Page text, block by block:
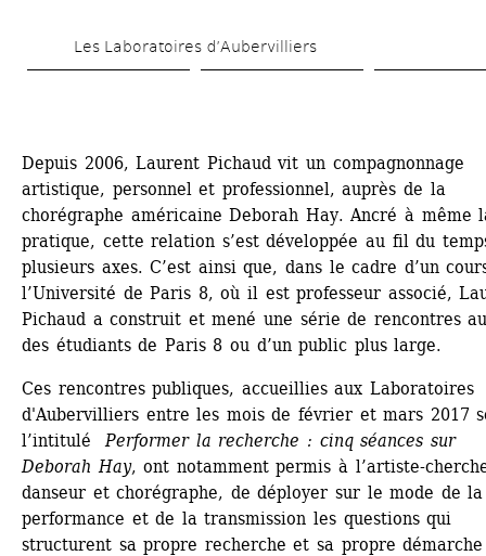
to
Les Laboratoires d’Aubervilliers
Depuis 2006, Laurent Pichaud vit un compagnonnage
artistique, personnel et professionnel, auprès de la
chorégraphe américaine Deborah Hay. Ancré à même
pratique, cette relation s’est développée au fil du
plusieurs axes. C’est ainsi que, dans le cadre d’un
l’Université de Paris 8, où il est professeur associé,
Pichaud a construit et mené une série de rencontres
des étudiants de Paris 8 ou d’un public plus large.
Ces rencontres publiques, accueillies aux Laboratoires
d'Aubervilliers entre les mois de février et mars 2017
l’intitulé Performer la recherche : cinq séances sur
Deborah Hay, ont notamment permis à l’artiste-
danseur et chorégraphe, de déployer sur le mode de la
performance et de la transmission les questions qui
structurent sa propre recherche et sa propre démarche